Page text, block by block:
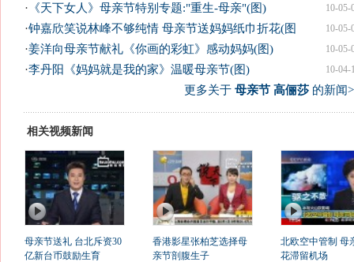
10-05-
· 《天下女人》母亲节特别专题:"重生-母亲"(图)
10-05-
·钟嘉欣笑说林峰不够纯情 母亲节送妈妈纸巾折花(图
10-05-
·姜洋向母亲节献礼《你画的彩虹》感动妈妈(图)
10-04-
·李丹阳《妈妈就是我的家》温暖母亲节(图)
更多关于 母亲节 高俪莎的新闻
相关视频新闻
母亲节送礼 台北斥资30
亿新台币鼓励生育
香港影星张柏芝选择母
亲节剖腹生子
北欧空中管制 母
花滞留机场